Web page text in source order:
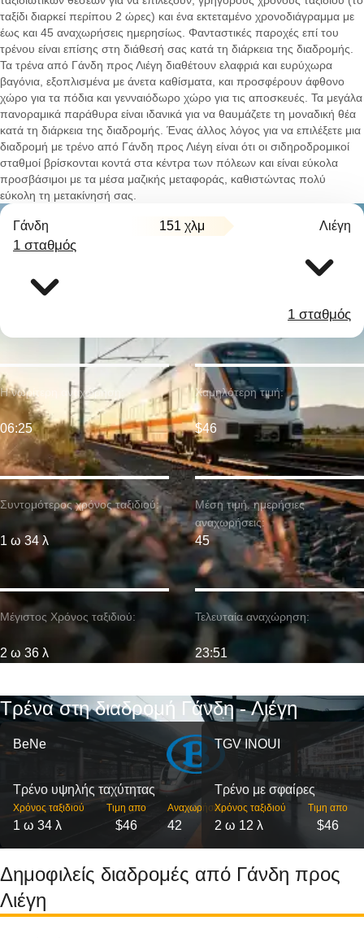
ταξίδι διαρκεί περίπου 2 ώρες) και ένα εκτεταμένο χρονοδιάγραμμα με
έως και 45 αναχωρήσεις ημερησίως. Φανταστικές παροχές επί του
τρένου είναι επίσης στη διάθεσή σας κατά τη διάρκεια της διαδρομής.
Τα τρένα από Γάνδη προς Λιέγη διαθέτουν ελαφριά και ευρύχωρα
βαγόνια, εξοπλισμένα με άνετα καθίσματα, και προσφέρουν άφθονο
χώρο για τα πόδια και γενναιόδωρο χώρο για τις αποσκευές. Τα μεγάλα
πανοραμικά παράθυρα είναι ιδανικά για να θαυμάζετε τη μοναδική θέα
κατά τη διάρκεια της διαδρομής. Ένας άλλος λόγος για να επιλέξετε μια
διαδρομή με τρένο από Γάνδη προς Λιέγη είναι ότι οι σιδηροδρομικοί
σταθμοί βρίσκονται κοντά στα κέντρα των πόλεων και είναι εύκολα
προσβάσιμοι με τα μέσα μαζικής μεταφοράς, καθιστώντας πολύ
εύκολη τη μετακίνησή σας.
Γάνδη 151 χλμ Λιέγη
1 σταθμός
1 σταθμός
Συντομότερος χρόνος ταξιδιού:
1 ω 34 λ
Η νωρίτερη αναχώρηση:
06:25
Μέγιστος Χρόνος ταξιδιού:
2 ω 36 λ
Χαμηλότερη τιμή:
$46
Μέση τιμή. ημερήσιες
αναχωρήσεις:
45
Τελευταία αναχώρηση:
23:51
Τρένα στη διαδρομή Γάνδη - Λιέγη
BeNe
Τρένο υψηλής ταχύτητας
Χρόνος ταξιδιού
1 ω 34 λ
Τιμη απο
$46
Αναχωρήσεις
42
TGV INOUI
Τρένο με σφαίρες
Χρόνος ταξιδιού
2 ω 12 λ
Τιμη απο
$46
Δημοφιλείς διαδρομές από Γάνδη προς
Λιέγη